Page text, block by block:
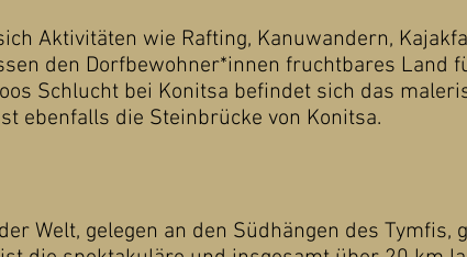
Aktivitäten wie Rafting, Kanuwandern,
den Dorfbewohner*innen fruchtbares Land
Schlucht bei Konitsa befindet sich das
ebenfalls die Steinbrücke von Konitsa.
Welt, gelegen an den Südhängen des Tymfis,